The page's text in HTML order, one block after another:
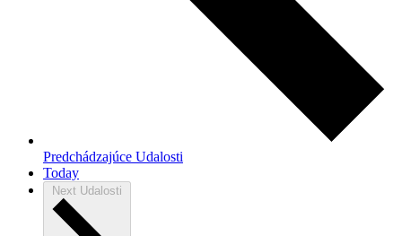
Predchádzajúce Udalosti
Today
Next Udalosti